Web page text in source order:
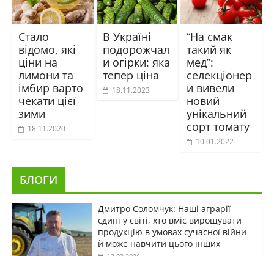
Стало
відомо, які
ціни на
лимони та
імбир варто
чекати цієї
зими
18.11.2020
В Україні
подорожчал
и огірки: яка
тепер ціна
18.11.2023
“На смак
такий як
мед”:
селекціонер
и вивели
новий
унікальний
сорт томату
10.01.2022
БЛОГИ
Дмитро Соломчук: Наші аграрії
єдині у світі, хто вміє вирощувати
продукцію в умовах сучасної війни
й може навчити цього інших